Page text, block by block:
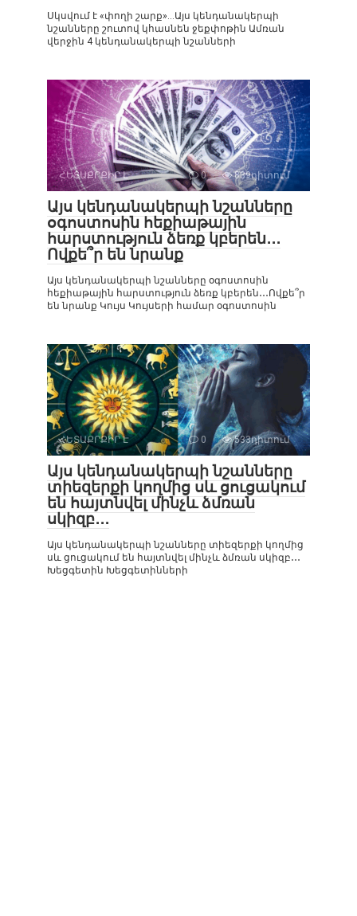
Սկսվում է «փողի շարք»…Այս կենդանակերպի
նշանները շուտով կհասնեն ջեքփոթին Ամռան
վերջին 4 կենդանակերպի նշանների
ՀԵՏԱՔՐՔԻՐ Է 0 839դիտում
Այս կենդանակերպի նշանները
օգոստոսին հեքիաթային
հարստություն ձեռք կբերեն․․․
Ովքե՞ր են նրանք
Այս կենդանակերպի նշանները օգոստոսին
հեքիաթային հարստություն ձեռք կբերեն․․․Ովքե՞ր
են նրանք Կույս Կույսերի համար օգոստոսին
ՀԵՏԱՔՐՔԻՐ Է 0 533դիտում
Այս կենդանակերպի նշանները
տիեզերքի կողմից սև ցուցակում
են հայտնվել մինչև ձմռան
սկիզբ․․․
Այս կենդանակերպի նշանները տիեզերքի կողմից
սև ցուցակում են հայտնվել մինչև ձմռան սկիզբ․․․
Խեցգետին Խեցգետինների